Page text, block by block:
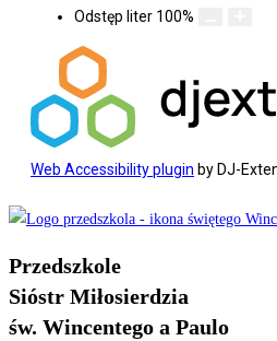
Odstęp liter 100%
Web Accessibility plugin by DJ-
Koniec
Przedszkole
Sióstr Miłosierdzia
św. Wincentego a Paulo